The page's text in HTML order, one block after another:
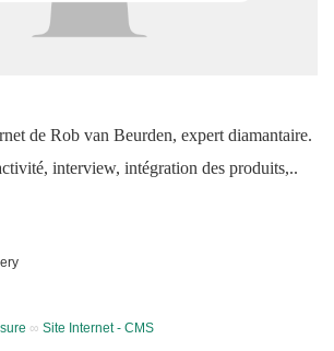
de Rob van Beurden, expert diamantaire.
interview, intégration des produits,..
∞ Site Internet - CMS